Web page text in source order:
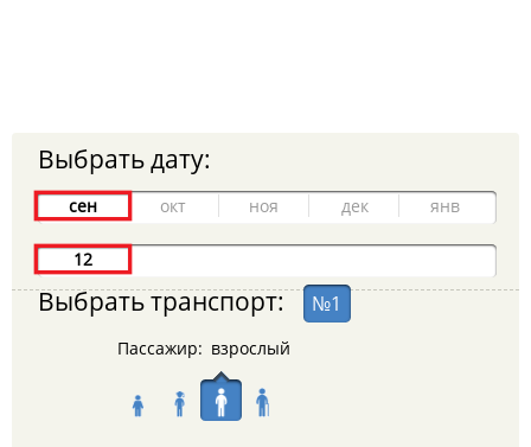
Выбрать дату:
сен окт ноя дек янв
12
Выбрать транспорт: 1
Пассажир: взрослый